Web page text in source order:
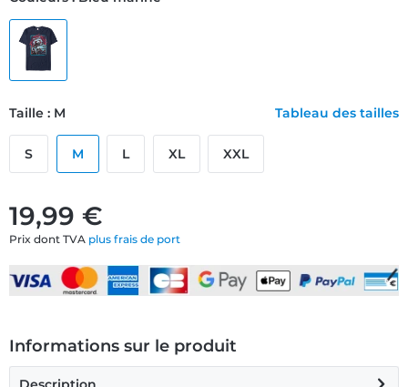
19,99 €
Prix dont TVA plus frais de port
Taille : M Tableau des tailles
S M L XL XXL
Informations sur le produit